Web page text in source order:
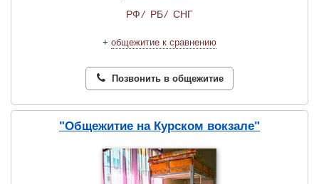
РФ/ РБ/ СНГ
+ общежитие к сравнению
Позвонить в общежитие
"Общежитие на Курском вокзале"